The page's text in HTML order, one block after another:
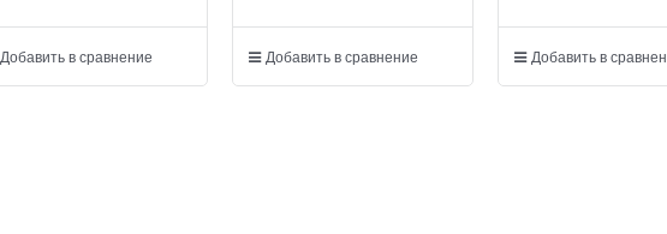
Добавить в сравнение Добавить в сравнение Добавить в